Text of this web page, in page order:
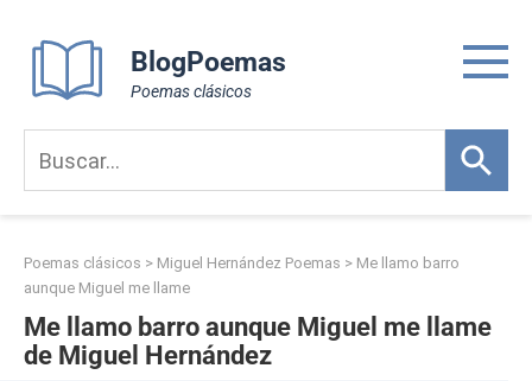
content
BlogPoemas
Poemas clásicos
Poemas clásicos > Miguel Hernández Poemas > Me llamo barro
aunque Miguel me llame
Me llamo barro aunque Miguel me llame
de Miguel Hernández